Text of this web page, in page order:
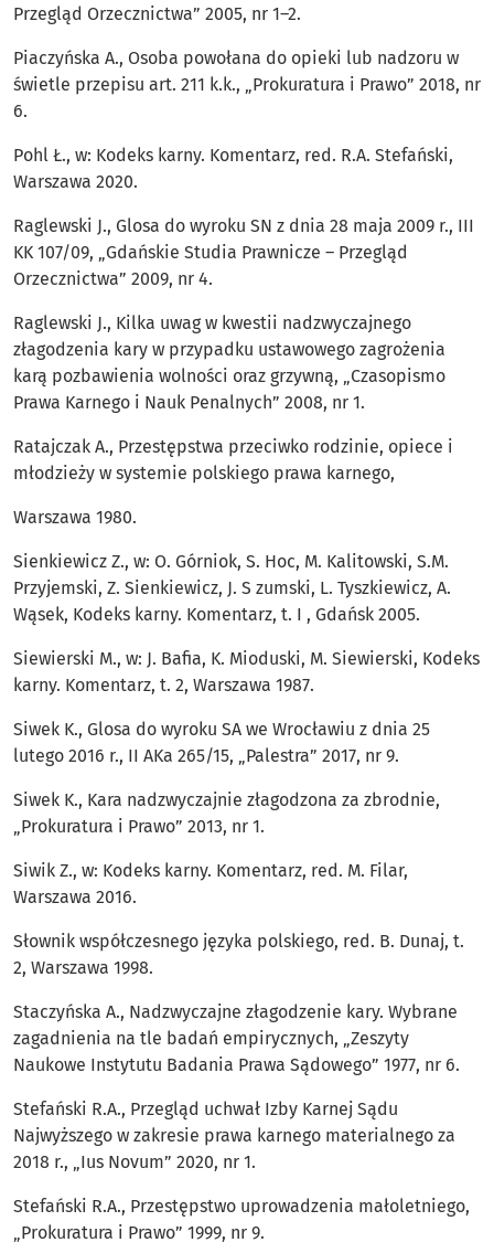
Przegląd Orzecznictwa” 2005, nr 1–2.
Piaczyńska A., Osoba powołana do opieki lub nadzoru w
świetle przepisu art. 211 k.k., „Prokuratura i Prawo” 2018, nr
6.
Pohl Ł., w: Kodeks karny. Komentarz, red. R.A. Stefański,
Warszawa 2020.
Raglewski J., Glosa do wyroku SN z dnia 28 maja 2009 r., III
KK 107/09, „Gdańskie Studia Prawnicze – Przegląd
Orzecznictwa” 2009, nr 4.
Raglewski J., Kilka uwag w kwestii nadzwyczajnego
złagodzenia kary w przypadku ustawowego zagrożenia
karą pozbawienia wolności oraz grzywną, „Czasopismo
Prawa Karnego i Nauk Penalnych” 2008, nr 1.
Ratajczak A., Przestępstwa przeciwko rodzinie, opiece i
młodzieży w systemie polskiego prawa karnego,
Warszawa 1980.
Sienkiewicz Z., w: O. Górniok, S. Hoc, M. Kalitowski, S.M.
Przyjemski, Z. Sienkiewicz, J. S zumski, L. Tyszkiewicz, A.
Wąsek, Kodeks karny. Komentarz, t. I , Gdańsk 2005.
Siewierski M., w: J. Bafia, K. Mioduski, M. Siewierski, Kodeks
karny. Komentarz, t. 2, Warszawa 1987.
Siwek K., Glosa do wyroku SA we Wrocławiu z dnia 25
lutego 2016 r., II AKa 265/15, „Palestra” 2017, nr 9.
Siwek K., Kara nadzwyczajnie złagodzona za zbrodnie,
„Prokuratura i Prawo” 2013, nr 1.
Siwik Z., w: Kodeks karny. Komentarz, red. M. Filar,
Warszawa 2016.
Słownik współczesnego języka polskiego, red. B. Dunaj, t.
2, Warszawa 1998.
Staczyńska A., Nadzwyczajne złagodzenie kary. Wybrane
zagadnienia na tle badań empirycznych, „Zeszyty
Naukowe Instytutu Badania Prawa Sądowego” 1977, nr 6.
Stefański R.A., Przegląd uchwał Izby Karnej Sądu
Najwyższego w zakresie prawa karnego materialnego za
2018 r., „Ius Novum” 2020, nr 1.
Stefański R.A., Przestępstwo uprowadzenia małoletniego,
„Prokuratura i Prawo” 1999, nr 9.